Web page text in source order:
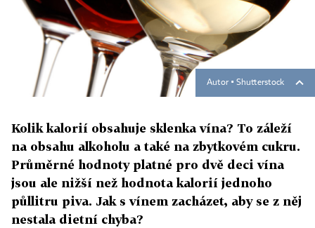
Autor ▪ Shutterstock
Kolik kalorií obsahuje sklenka vína? To záleží
na obsahu alkoholu a také na zbytkovém cukru.
Průměrné hodnoty platné pro dvě deci vína
jsou ale nižší než hodnota kalorií jednoho
půllitru piva. Jak s vínem zacházet, aby se z něj
nestala dietní chyba?